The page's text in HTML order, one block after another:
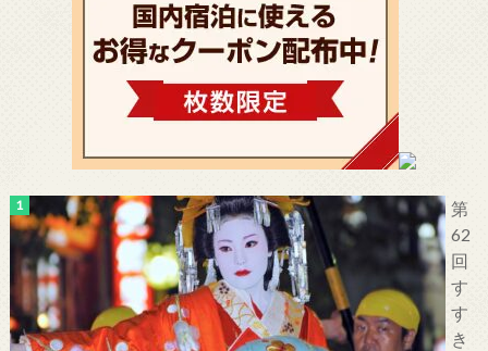
第
62
回
す
す
き